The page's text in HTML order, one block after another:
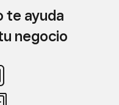
te ayuda
negocio